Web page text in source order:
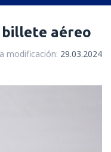
billete aéreo
modificación: 29.03.2024